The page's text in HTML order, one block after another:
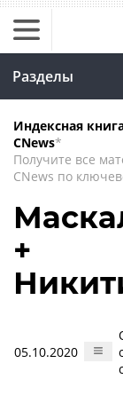
Разделы
Индексная
CNews*
Получите все
CNews по
+
05.10.2020